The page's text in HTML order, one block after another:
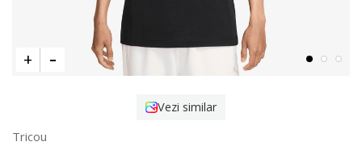
Vezi similar
Tricou